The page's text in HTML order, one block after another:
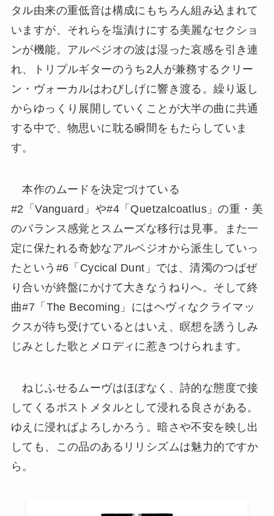
タル由来の重低音は構成にもちろん組み込まれて
いますが、それらを塩漬けにする美麗なセクショ
ンが機能。アルペジオの波は湿った哀感を引き連
れ、トリプルギターのうち2人が兼務するクリー
ン・ヴォーカルはわびしげに響き渡る。繰り返し
からゆっくり展開していくことが大半の曲に共通
する中で、物思いに耽る瞬間をもたらしていま
す。
本作のムードを決定づけている
#2「Vanguard」や#4「Quetzalcoatlus」の重・美
のバランス感覚とスムーズな移行は見事。また一
定に保たれる奇妙なアルペジオから派生していっ
たという#6「Cycical Dunt」では、清濁のつばぜ
り合いが終盤にかけて大きなうねりへ。そして終
曲#7「The Becoming」にはヘヴィなクライマッ
クスが待ち受けているとはいえ、瞑想を誘うしみ
じみとした歌とメロディに惹きつけられます。
ねじふせるムーヴはほぼなく、詩的な態度で接
してくるポストメタルとして浸れる良さがある。
ゆえに浸ればよろしかろう。暗さや不安を映し出
しても、この品のあるリリシズムは魅力的ですか
ら。